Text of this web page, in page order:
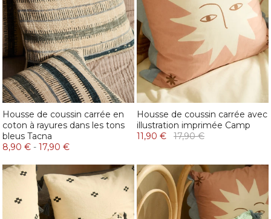
Housse de coussin carrée en
coton à rayures dans les tons
bleus Tacna
8,90 € - 17,90 €
Housse de coussin carrée avec
illustration imprimée Camp
11,90 €
17,90 €